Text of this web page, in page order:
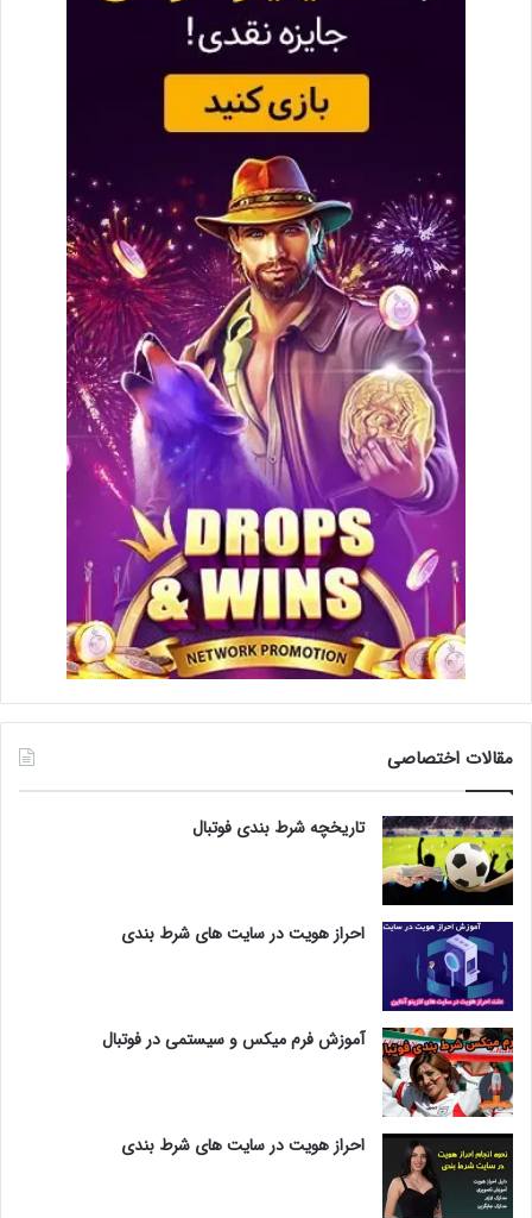
مقالات اختصاصی
تاریخچه شرط بندی فوتبال
احراز هویت در سایت های شرط بندی
آموزش فرم میکس و سیستمی در فوتبال
احراز هویت در سایت های شرط بندی